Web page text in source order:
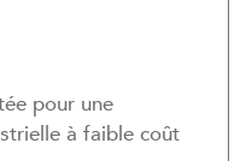
pour une
à faible coût